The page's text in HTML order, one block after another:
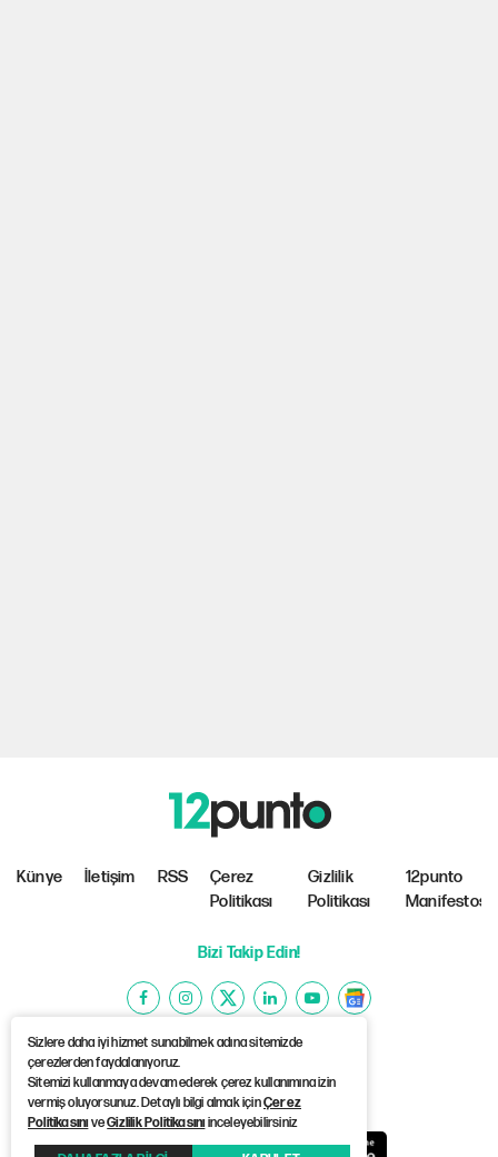
Sizlere daha iyi hizmet sunabilmek adına sitemizde
çerezlerden faydalanıyoruz.
Sitemizi kullanmaya devam ederek çerez kullanımına izin
vermiş oluyorsunuz. Detaylı bilgi almak içinÇerez
PolitikasınıveGizlilik Politikasınıinceleyebilirsiniz
Künye İletişim RSS
Çerez
Politikası
Gizlilik
Politikası
12punto
Manifestosu
Bizi Takip Edin!
©Copyright 2026 12punto